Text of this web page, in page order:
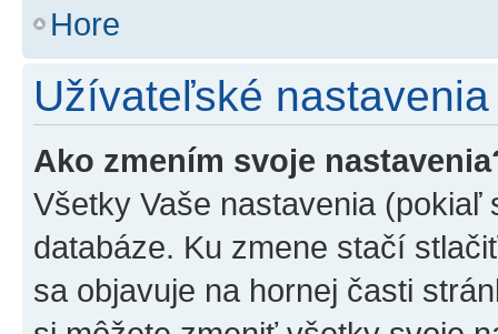
Hore
Užívateľské nastavenia
Ako zmením svoje
Všetky Vaše nastavenia
databáze. Ku zmene stačí
sa objavuje na hornej časti